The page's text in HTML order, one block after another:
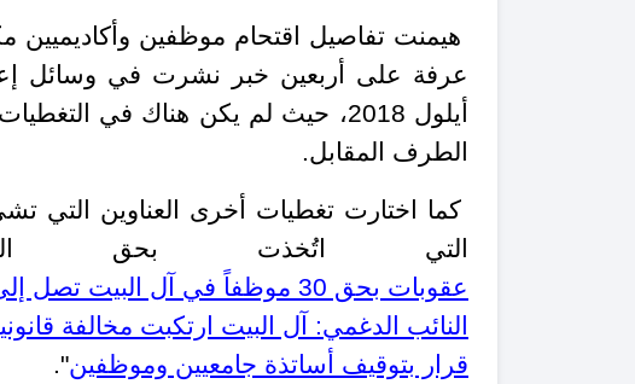
هيمنت تفاصيل اقتحام موظفين وأكاديميين
عرفة على أربعين خبر نشرت في وسائل
أيلول 2018، حيث لم يكن هناك في
الطرف المقابل.
كما اختارت تغطيات أخرى العناوين التي تشي
التي اتُخذت بحق
عقوبات بحق 30 موظفاً في آل البيت تصل إلى كف اليد عن العمل
النائب الدغمي: آل البيت ارتكبت مخالفة
قرار بتوقيف أساتذة جامعيين وموظفين".